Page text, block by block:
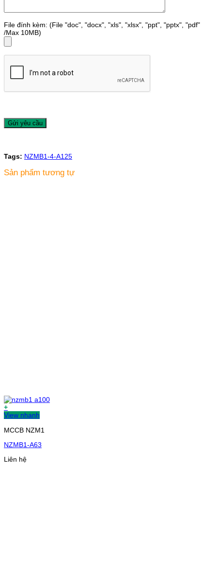
File đính kèm: (File "doc", "docx", "xls", "xlsx", "ppt", "pptx", "pdf"
/Max 10MB)
Tags: NZMB1-4-A125
Sản phẩm tương tự
+
View nhanh
MCCB NZM1
NZMB1-A63
Liên hệ